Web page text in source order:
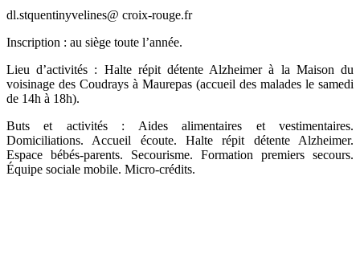
dl.stquentinyvelines@ croix-rouge.fr
Inscription : au siège toute l’année.
Lieu d’activités : Halte répit détente Alzheimer à la Maison du
voisinage des Coudrays à Maurepas (accueil des malades le samedi
de 14h à 18h).
Buts et activités : Aides alimentaires et vestimentaires.
Domiciliations. Accueil écoute. Halte répit détente Alzheimer.
Espace bébés-parents. Secourisme. Formation premiers secours.
Équipe sociale mobile. Micro-crédits.